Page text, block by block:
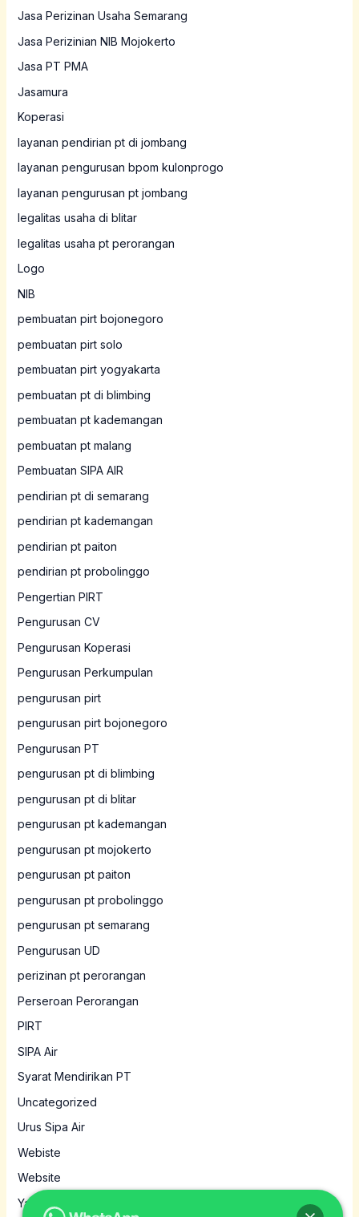
Jasa Perizinan Usaha Semarang
Jasa Perizinian NIB Mojokerto
Jasa PT PMA
Jasamura
Koperasi
layanan pendirian pt di jombang
layanan pengurusan bpom kulonprogo
layanan pengurusan pt jombang
legalitas usaha di blitar
legalitas usaha pt perorangan
Logo
NIB
pembuatan pirt bojonegoro
pembuatan pirt solo
pembuatan pirt yogyakarta
pembuatan pt di blimbing
pembuatan pt kademangan
pembuatan pt malang
Pembuatan SIPA AIR
pendirian pt di semarang
pendirian pt kademangan
pendirian pt paiton
pendirian pt probolinggo
Pengertian PIRT
Pengurusan CV
Pengurusan Koperasi
Pengurusan Perkumpulan
pengurusan pirt
pengurusan pirt bojonegoro
Pengurusan PT
pengurusan pt di blimbing
pengurusan pt di blitar
pengurusan pt kademangan
pengurusan pt mojokerto
pengurusan pt paiton
pengurusan pt probolinggo
pengurusan pt semarang
Pengurusan UD
perizinan pt perorangan
Perseroan Perorangan
PIRT
SIPA Air
Syarat Mendirikan PT
Uncategorized
Urus Sipa Air
Webiste
Website
Yayasan